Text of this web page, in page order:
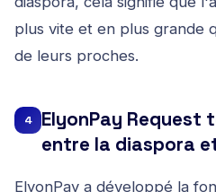
plus vite et en plus grande
de leurs proches.
4
ElyonPay Request
entre la diaspora
ElyonPay a développé la